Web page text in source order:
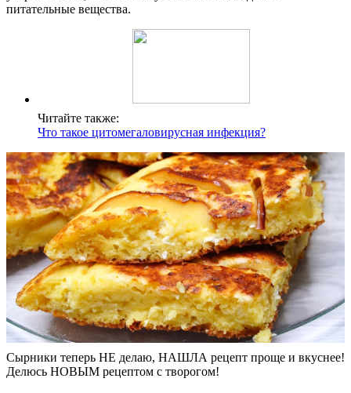
питательные вещества.
Читайте также:
Что такое цитомегаловирусная инфекция?
Сырники теперь НЕ делаю, НАШЛА рецепт проще и вкуснее!
Делюсь НОВЫМ рецептом с творогом!